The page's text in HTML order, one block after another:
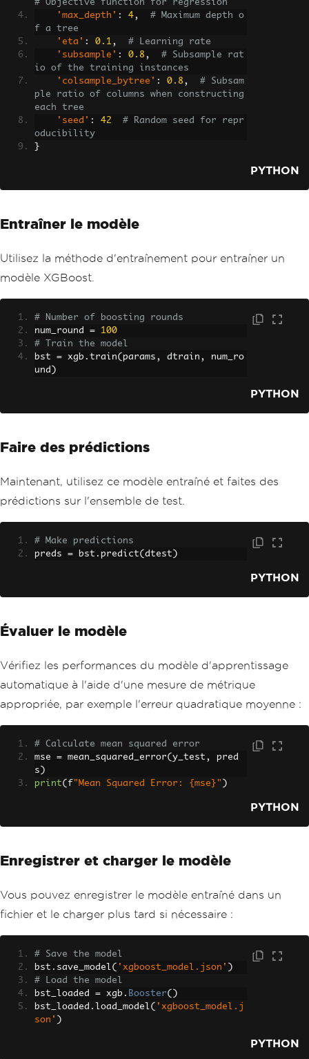
# Objective function for regression
'max_depth' : 4,
# Maximum depth o
f a tree
'eta' : 0.1,
# Learning rate
'subsample' : 0.8 ,
# Subsample rat
io of the training instances
'colsample_bytree' : 0.8 ,
# Subsam
ple ratio of columns when constructing
each tree
'seed' : 42
# Random seed for repr
oducibility
}
PYTHON
Entraîner le modèle
Utilisez la méthode d'entraînement pour entraîner un
modèle XGBoost.
# Number of boosting rounds
num_round =
100
# Train the model
bst = xgb . train( params , dtrain ,
num_ro
und )
PYTHON
Faire des prédictions
Maintenant, utilisez ce modèle entraîné et faites des
prédictions sur l'ensemble de test.
# Make predictions
preds = bst . predict( dtest )
PYTHON
Évaluer le modèle
Vérifiez les performances du modèle d'apprentissage
automatique à l'aide d'une mesure de métrique
appropriée, par exemple l'erreur quadratique moyenne :
# Calculate mean squared error
mse = mean_squared_error( y_test ,
pred
s )
print( f "Mean Squared Error: {mse}" )
PYTHON
Enregistrer et charger le modèle
Vous pouvez enregistrer le modèle entraîné dans un
fichier et le charger plus tard si nécessaire :
# Save the model
bst . save_model( 'xgboost_model.json' )
# Load the model
bst_loaded = xgb . Booster()
bst_loaded . load_model( 'xgboost_model.j
son' )
PYTHON